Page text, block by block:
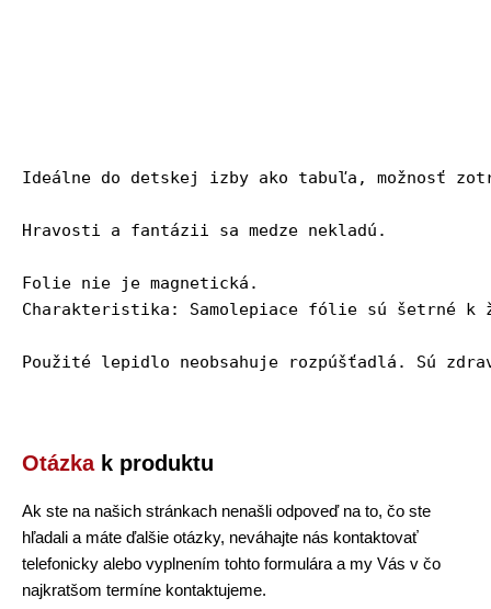
Ideálne do detskej izby ako tabuľa, možnosť
Hravosti a fantázii sa medze nekladú.
Folie nie je magnetická.
Charakteristika: Samolepiace fólie sú šetrné
Použité lepidlo neobsahuje rozpúšťadlá. Sú
Otázkak produktu
Ak ste na našich stránkach nenašli odpoveď na to, čo ste
hľadali a máte ďalšie otázky, neváhajte nás kontaktovať
telefonicky alebo vyplnením tohto formulára a my Vás v čo
najkratšom termíne kontaktujeme.